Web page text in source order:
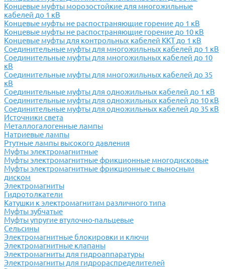
Концевые муфты морозостойкие для многожильные
кабелей до 1 кВ
Концевые муфты не распостраняющие горение до 1 кВ
Концевые муфты не распостраняющие горение до 10 кВ
Концевые муфты для контрольных кабелей ККТ до 1 кВ
Соединительные муфты для многожильных кабелей до 1 кВ
Соединительные муфты для многожильных кабелей до 10
кВ
Соединительные муфты для многожильных кабелей до 35
кВ
Соединительные муфты для одножильных кабелей до 1 кВ
Соединительные муфты для одножильных кабелей до 10 кВ
Соединительные муфты для одножильных кабелей до 35 кВ
Источники света
Металлогалогенные лампы
Натриевые лампы
Ртутные лампы высокого давления
Муфты электромагнитные
Муфты электромагнитные фрикционные многодисковые
Муфты электромагнитные фрикционные с выносным
диском
Электромагниты
Гидротолкатели
Катушки к электромагнитам различного типа
Муфты зубчатые
Муфты упругие втулочно-пальцевые
Сельсины
Электромагнитные блокировки и ключи
Электромагнитные клапаны
Электромагниты для гидроаппаратуры
Электромагниты для гидрораспределителей